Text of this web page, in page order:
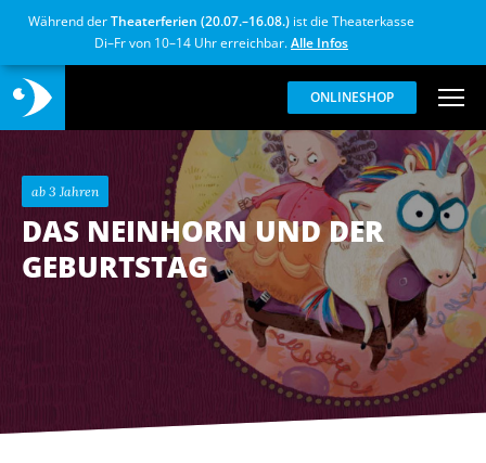
Während derTheaterferien (20.07.–16.08.) ist die Theaterkasse
Di–Fr von 10–14 Uhr erreichbar.Alle Infos
ONLINESHOP
ab 3 Jahren
DAS NEINHORN UND DER
GEBURTSTAG